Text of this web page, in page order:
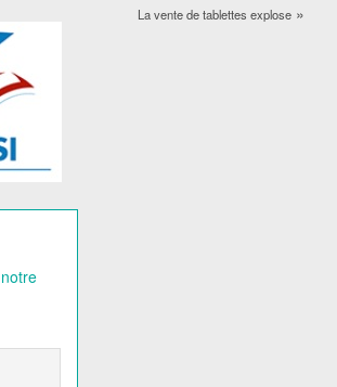
La vente de tablettes explose »